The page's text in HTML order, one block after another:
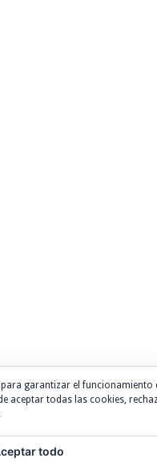
garantizar el funcionamiento
aceptar todas las cookies,
todo